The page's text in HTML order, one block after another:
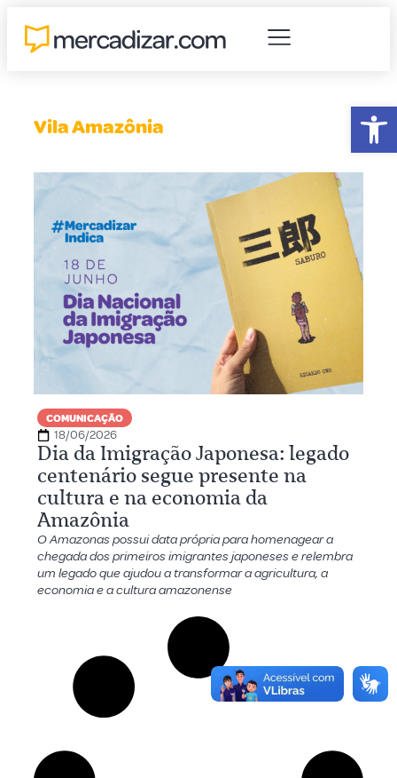
Vila Amazônia
COMUNICAÇÃO
18/06/2026
Dia da Imigração Japonesa: legado
centenário segue presente na
cultura e na economia da
Amazônia
O Amazonas possui data própria para homenagear a
chegada dos primeiros imigrantes japoneses e relembra
um legado que ajudou a transformar a agricultura, a
economia e a cultura amazonense